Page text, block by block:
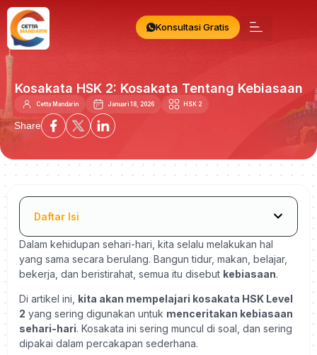
Konsultasi Gratis
Kosakata HSK 2: Kosakata Tentang Kebiasaan
Cetta Mandarin Januari 18, 2026 HSK 2
Share
Daftar Isi
Dalam kehidupan sehari-hari, kita selalu melakukan hal
yang sama secara berulang. Bangun tidur, makan, belajar,
bekerja, dan beristirahat, semua itu disebut kebiasaan.
Di artikel ini, kita akan mempelajari kosakata HSK Level
2 yang sering digunakan untuk menceritakan kebiasaan
sehari-hari. Kosakata ini sering muncul di soal, dan sering
dipakai dalam percakapan sederhana.